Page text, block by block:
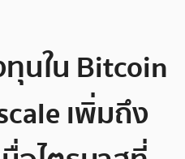
นใน Bitcoin
เพิ่มถึง